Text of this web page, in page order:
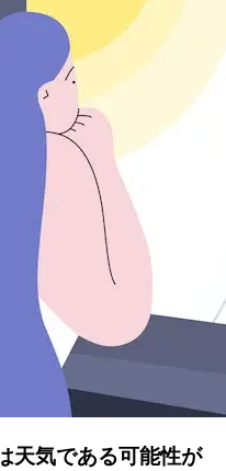
天気である可能性が